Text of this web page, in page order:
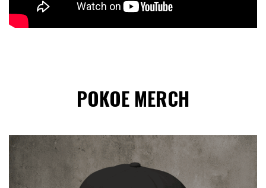
POKOE MERCH